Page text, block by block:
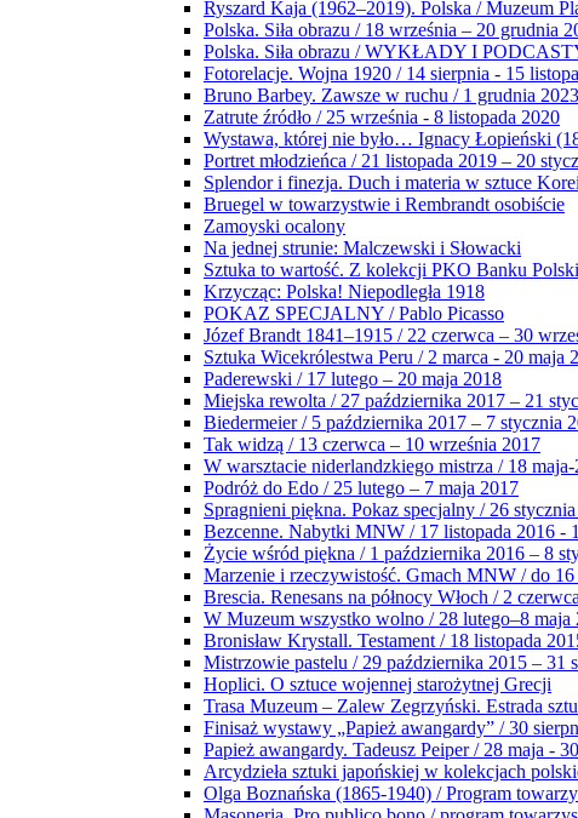
Ryszard Kaja (1962–2019). Polska / Muzeum
Polska. Siła obrazu / 18 września – 20 grudnia
Polska. Siła obrazu / WYKŁADY I
Fotorelacje. Wojna 1920 / 14 sierpnia - 15
Bruno Barbey. Zawsze w ruchu / 1 grudnia
Zatrute źródło / 25 września - 8 listopada 2020
Wystawa, której nie było… Ignacy Łopieński
Portret młodzieńca / 21 listopada 2019 – 20
Splendor i finezja. Duch i materia w sztuce Korei
Bruegel w towarzystwie i Rembrandt osobiście
Zamoyski ocalony
Na jednej strunie: Malczewski i Słowacki
Sztuka to wartość. Z kolekcji PKO Banku
Krzycząc: Polska! Niepodległa 1918
POKAZ SPECJALNY / Pablo Picasso
Józef Brandt 1841–1915 / 22 czerwca – 30
Sztuka Wicekrólestwa Peru / 2 marca - 20 maja
Paderewski / 17 lutego – 20 maja 2018
Miejska rewolta / 27 października 2017 – 21
Biedermeier / 5 października 2017 – 7 stycznia
Tak widzą / 13 czerwca – 10 września 2017
W warsztacie niderlandzkiego mistrza / 18
Podróż do Edo / 25 lutego – 7 maja 2017
Spragnieni piękna. Pokaz specjalny / 26
Bezcenne. Nabytki MNW / 17 listopada 2016 -
Życie wśród piękna / 1 października 2016 – 8
Marzenie i rzeczywistość. Gmach MNW / do
Brescia. Renesans na północy Włoch / 2
W Muzeum wszystko wolno / 28 lutego–8 maja
Bronisław Krystall. Testament / 18 listopada
Mistrzowie pastelu / 29 października 2015 – 31
Hoplici. O sztuce wojennej starożytnej Grecji
Trasa Muzeum – Zalew Zegrzyński. Estrada
Finisaż wystawy „Papież awangardy” / 30
Papież awangardy. Tadeusz Peiper / 28 maja -
Arcydzieła sztuki japońskiej w kolekcjach
Olga Boznańska (1865-1940) / Program